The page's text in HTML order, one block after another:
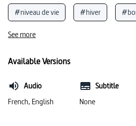
#niveau de vie #hiver
#structure de l’habitat
#Danemark
See more
Available Versions
Audio
French, English
Subtitle
None